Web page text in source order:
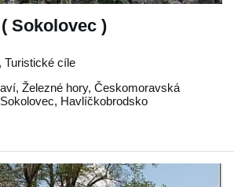
Sokolovec )
Turistické cíle
, Železné hory, Českomoravská
, Havlíčkobrodsko